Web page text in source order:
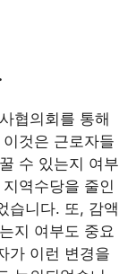
협의회를 통해
것은 근로자들
수 있는지 여부
역수당을 줄인
습니다. 또, 감액
지 여부도 중요
가 이런 변경을